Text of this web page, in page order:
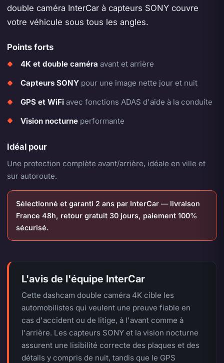
double caméra InterCar à capteurs SONY couvre
votre véhicule sous tous les angles.
Points forts
4K et double caméra avant et arrière
Capteurs SONYpour une image nette jour et nuit
GPS et WiFiavec fonctions ADAS d'aide à la conduite
Vision nocturneperformante
Idéal pour
Une protection complète avant/arrière, idéale en ville et
sur autoroute.
Sélectionné et garanti 2 ans par InterCar — livraison
France 48h, retour gratuit 30 jours, paiement 100%
sécurisé.
L'avis de l'équipe InterCar
Cette dashcam double caméra 4K cible les
automobilistes qui veulent une preuve fiable en
cas d'accident ou de litige, à l'avant comme à
l'arrière. Les capteurs SONY et la vision nocturne
assurent une lisibilité correcte des plaques et des
détails y compris de nuit, tandis que le GPS